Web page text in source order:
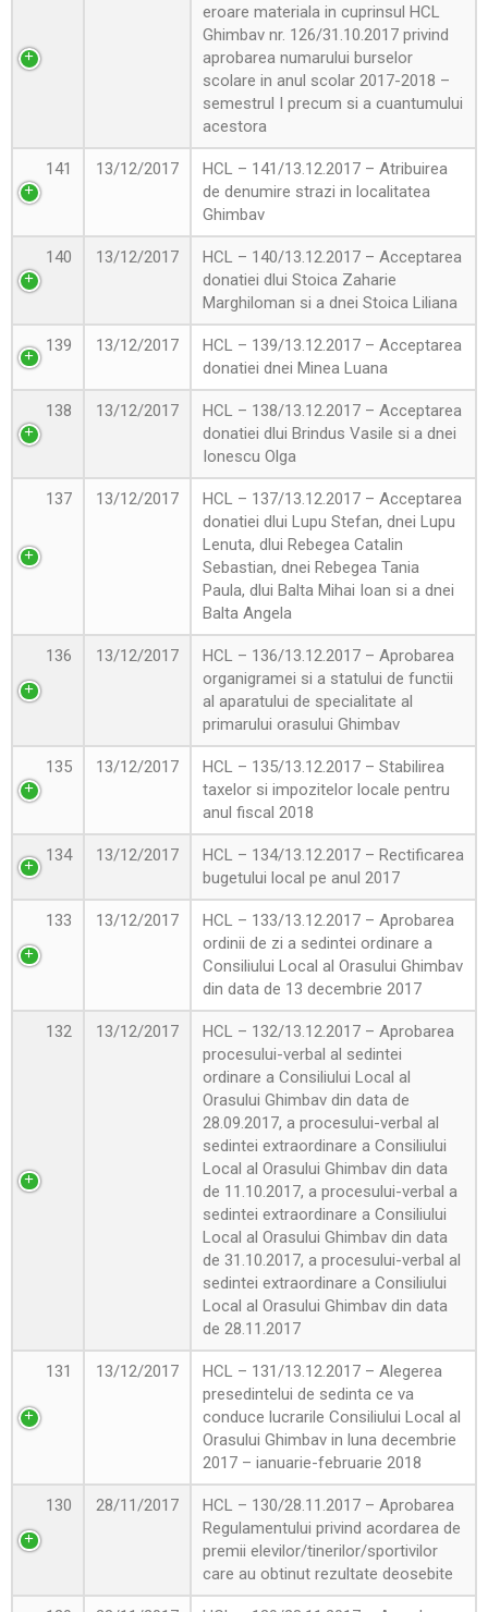
eroare materiala in cuprinsul HCL
Ghimbav nr. 126/31.10.2017 privind
aprobarea numarului burselor
scolare in anul scolar 2017-2018 –
semestrul I precum si a cuantumului
acestora
141 13/12/2017
HCL – 141/13.12.2017 – Atribuirea
de denumire strazi in localitatea
Ghimbav
140 13/12/2017
HCL – 140/13.12.2017 – Acceptarea
donatiei dlui Stoica Zaharie
Marghiloman si a dnei Stoica Liliana
139 13/12/2017
HCL – 139/13.12.2017 – Acceptarea
donatiei dnei Minea Luana
138 13/12/2017
HCL – 138/13.12.2017 – Acceptarea
donatiei dlui Brindus Vasile si a dnei
Ionescu Olga
137 13/12/2017
HCL – 137/13.12.2017 – Acceptarea
donatiei dlui Lupu Stefan, dnei Lupu
Lenuta, dlui Rebegea Catalin
Sebastian, dnei Rebegea Tania
Paula, dlui Balta Mihai Ioan si a dnei
Balta Angela
136 13/12/2017
HCL – 136/13.12.2017 – Aprobarea
organigramei si a statului de functii
al aparatului de specialitate al
primarului orasului Ghimbav
135 13/12/2017
HCL – 135/13.12.2017 – Stabilirea
taxelor si impozitelor locale pentru
anul fiscal 2018
134 13/12/2017
HCL – 134/13.12.2017 – Rectificarea
bugetului local pe anul 2017
133 13/12/2017
HCL – 133/13.12.2017 – Aprobarea
ordinii de zi a sedintei ordinare a
Consiliului Local al Orasului Ghimbav
din data de 13 decembrie 2017
132 13/12/2017
HCL – 132/13.12.2017 – Aprobarea
procesului-verbal al sedintei
ordinare a Consiliului Local al
Orasului Ghimbav din data de
28.09.2017, a procesului-verbal al
sedintei extraordinare a Consiliului
Local al Orasului Ghimbav din data
de 11.10.2017, a procesului-verbal a
sedintei extraordinare a Consiliului
Local al Orasului Ghimbav din data
de 31.10.2017, a procesului-verbal al
sedintei extraordinare a Consiliului
Local al Orasului Ghimbav din data
de 28.11.2017
131 13/12/2017
HCL – 131/13.12.2017 – Alegerea
presedintelui de sedinta ce va
conduce lucrarile Consiliului Local al
Orasului Ghimbav in luna decembrie
2017 – ianuarie-februarie 2018
130 28/11/2017
HCL – 130/28.11.2017 – Aprobarea
Regulamentului privind acordarea de
premii elevilor/tinerilor/sportivilor
care au obtinut rezultate deosebite